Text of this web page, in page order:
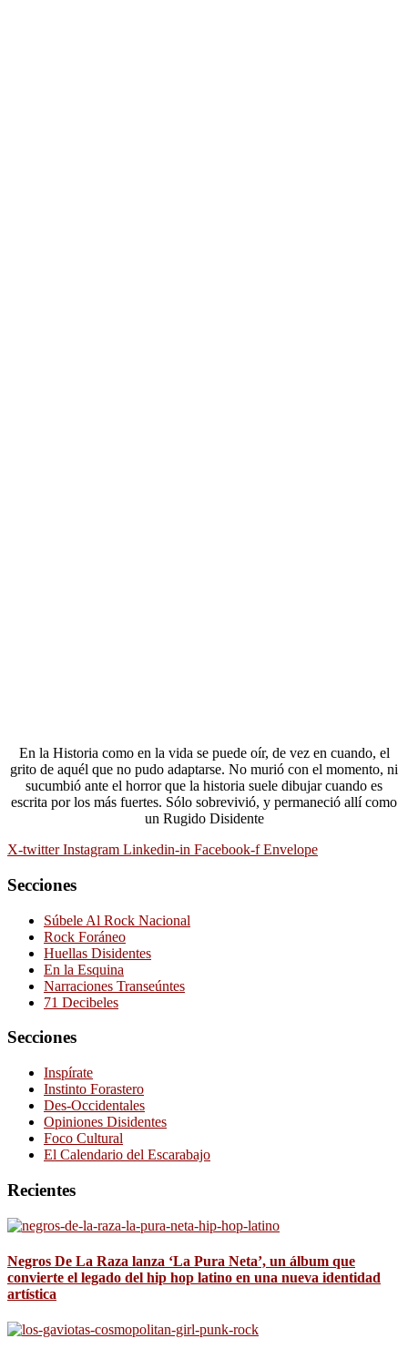
En la Historia como en la vida se puede oír, de vez en cuando, el
grito de aquél que no pudo adaptarse. No murió con el momento, ni
sucumbió ante el horror que la historia suele dibujar cuando es
escrita por los más fuertes. Sólo sobrevivió, y permaneció allí como
un Rugido Disidente
X-twitter Instagram Linkedin-in Facebook-f Envelope
Secciones
Súbele Al Rock Nacional
Rock Foráneo
Huellas Disidentes
En la Esquina
Narraciones Transeúntes
71 Decibeles
Secciones
Inspírate
Instinto Forastero
Des-Occidentales
Opiniones Disidentes
Foco Cultural
El Calendario del Escarabajo
Recientes
Negros De La Raza lanza ‘La Pura Neta’, un álbum que
convierte el legado del hip hop latino en una nueva identidad
artística